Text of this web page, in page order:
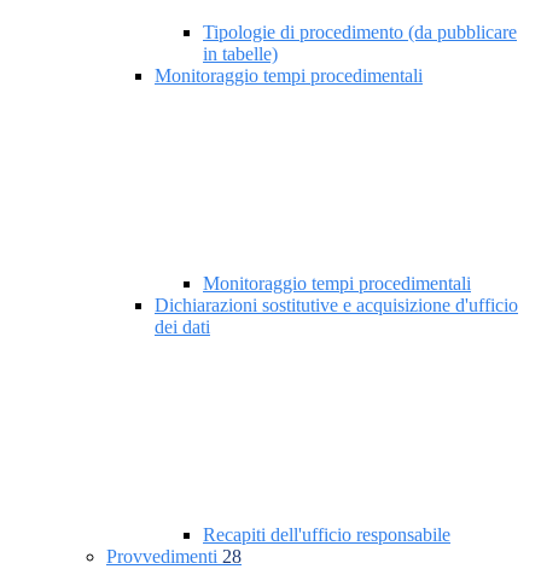
Tipologie di procedimento (da pubblicare
in tabelle)
Monitoraggio tempi procedimentali
Monitoraggio tempi procedimentali
Dichiarazioni sostitutive e acquisizione d'ufficio
dei dati
Recapiti dell'ufficio responsabile
Provvedimenti 28